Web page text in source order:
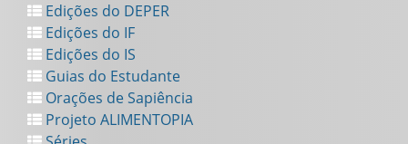
Edições do DEPER
Edições do IF
Edições do IS
Guias do Estudante
Orações de Sapiência
Projeto ALIMENTOPIA